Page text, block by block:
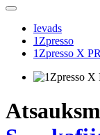
Ievads
1Zpresso
1Zpresso X